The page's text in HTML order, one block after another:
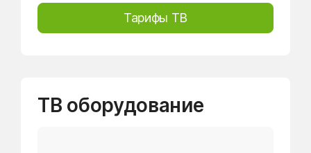
Тарифы ТВ
ТВ оборудование